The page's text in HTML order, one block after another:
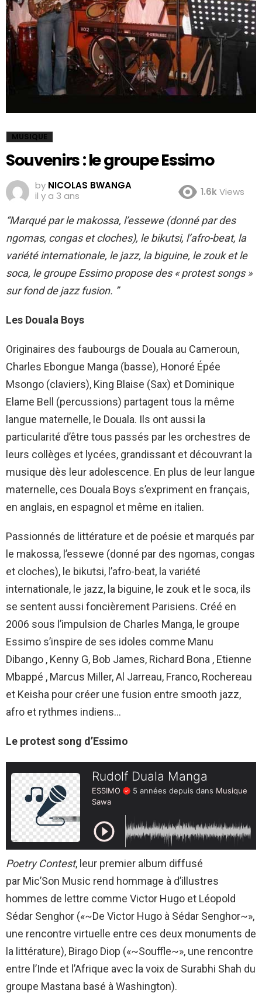
MUSIQUE
Souvenirs : le groupe Essimo
by NICOLAS BWANGA
il y a 3 ans
1.6kViews
“Marqué par le makossa, l’essewe (donné par des
ngomas, congas et cloches), le bikutsi, l’afro-beat, la
variété internationale, le jazz, la biguine, le zouk et le
soca, le groupe Essimo propose des « protest songs »
sur fond de jazz fusion. ”
Les Douala Boys
Originaires des faubourgs de Douala au Cameroun,
Charles Ebongue Manga (basse), Honoré Épée
Msongo (claviers), King Blaise (Sax) et Dominique
Elame Bell (percussions) partagent tous la même
langue maternelle, le Douala. Ils ont aussi la
particularité d’être tous passés par les orchestres de
leurs collèges et lycées, grandissant et découvrant la
musique dès leur adolescence. En plus de leur langue
maternelle, ces Douala Boys s’expriment en français,
en anglais, en espagnol et même en italien.
Passionnés de littérature et de poésie et marqués par
le makossa, l’essewe (donné par des ngomas, congas
et cloches), le bikutsi, l’afro-beat, la variété
internationale, le jazz, la biguine, le zouk et le soca, ils
se sentent aussi foncièrement Parisiens. Créé en
2006 sous l’impulsion de Charles Manga, le groupe
Essimo s’inspire de ses idoles comme Manu
Dibango , Kenny G, Bob James, Richard Bona , Etienne
Mbappé , Marcus Miller, Al Jarreau, Franco, Rochereau
et Keisha pour créer une fusion entre smooth jazz,
afro et rythmes indiens…
Le protest song d’Essimo
Poetry Contest, leur premier album diffusé
par Mic’Son Music rend hommage à d’illustres
hommes de lettre comme Victor Hugo et Léopold
Sédar Senghor («~De Victor Hugo à Sédar Senghor~»,
une rencontre virtuelle entre ces deux monuments de
la littérature), Birago Diop («~Souffle~», une rencontre
entre l’Inde et l’Afrique avec la voix de Surabhi Shah du
groupe Mastana basé à Washington).